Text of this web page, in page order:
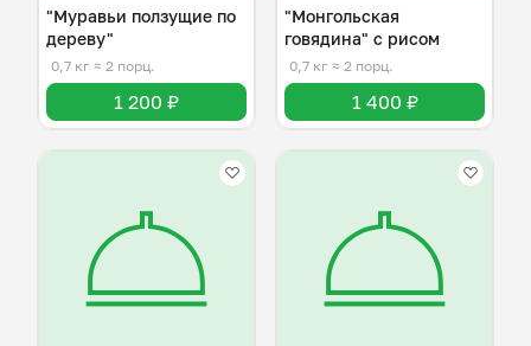
"Муравьи ползущие по
дереву"
0,7 кг ≈ 2 порц.
1 200 ₽
"Монгольская
говядина" с рисом
0,7 кг ≈ 2 порц.
1 400 ₽